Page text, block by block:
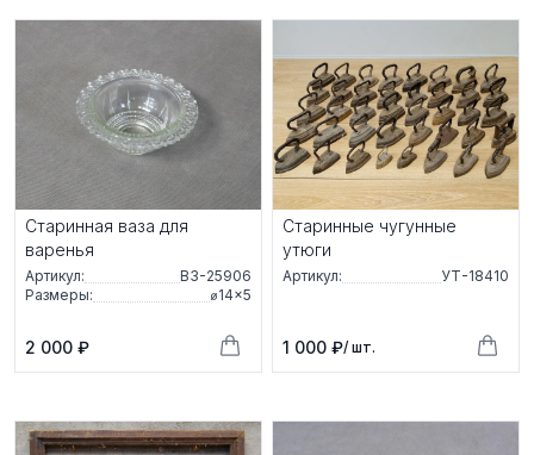
Старинная ваза для
варенья
Артикул:
ВЗ-25906
Размеры:
⌀14×5
2 000 ₽
Старинные чугунные
утюги
Артикул: УТ-18410
1 000 ₽/ шт.